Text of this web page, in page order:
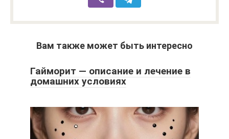
Вам также может быть интересно
Гайморит — описание и лечение в
домашних условиях